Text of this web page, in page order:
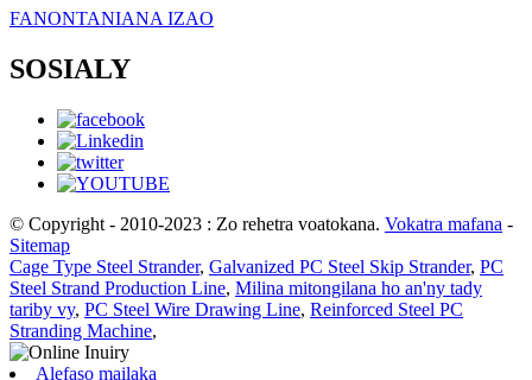
FANONTANIANA IZAO
SOSIALY
© Copyright - 2010-2023 : Zo rehetra voatokana. Vokatra mafana -
Sitemap
Cage Type Steel Strander, Galvanized PC Steel Skip Strander, PC
Steel Strand Production Line, Milina mitongilana ho an'ny tady
tariby vy, PC Steel Wire Drawing Line, Reinforced Steel PC
Stranding Machine,
Alefaso mailaka